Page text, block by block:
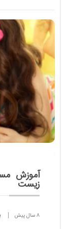
روزانه ،
پردیس
​آموزش
زیست
8 سال پیش